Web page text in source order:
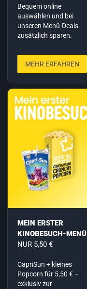
Bequem online
auswählen und bei
unseren Menü-Deals
zusätzlich sparen.
MEHR ERFAHREN
MEIN ERSTER
KINOBESUCH-MENÜ
NUR 5,50 €
CapriSun + kleines
Popcorn für 5,50 € –
exklusiv zur